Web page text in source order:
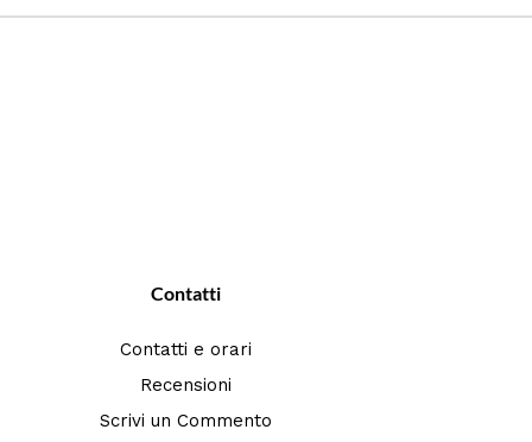
Contatti
Contatti e orari
Recensioni
Scrivi un Commento